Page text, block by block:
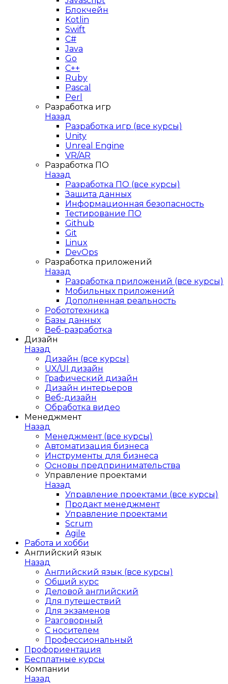
Блокчейн
Kotlin
Swift
C#
Java
Go
C++
Ruby
Pascal
Perl
Разработка игр
Назад
Разработка игр (все курсы)
Unity
Unreal Engine
VR/AR
Разработка ПО
Назад
Разработка ПО (все курсы)
Защита данных
Информационная безопасность
Тестирование ПО
Github
Git
Linux
DevOps
Разработка приложений
Назад
Разработка приложений (все курсы)
Мобильных приложений
Дополненная реальность
Робототехника
Базы данных
Веб-разработка
Дизайн
Назад
Дизайн (все курсы)
UX/UI дизайн
Графический дизайн
Дизайн интерьеров
Веб-дизайн
Обработка видео
Менеджмент
Назад
Менеджмент (все курсы)
Автоматизация бизнеса
Инструменты для бизнеса
Основы предпринимательства
Управление проектами
Назад
Управление проектами (все курсы)
Продакт менеджмент
Управление проектами
Scrum
Agile
Работа и хобби
Английский язык
Назад
Английский язык (все курсы)
Общий курс
Деловой английский
Для путешествий
Для экзаменов
Разговорный
С носителем
Профессиональный
Профориентация
Бесплатные курсы
Компании
Назад